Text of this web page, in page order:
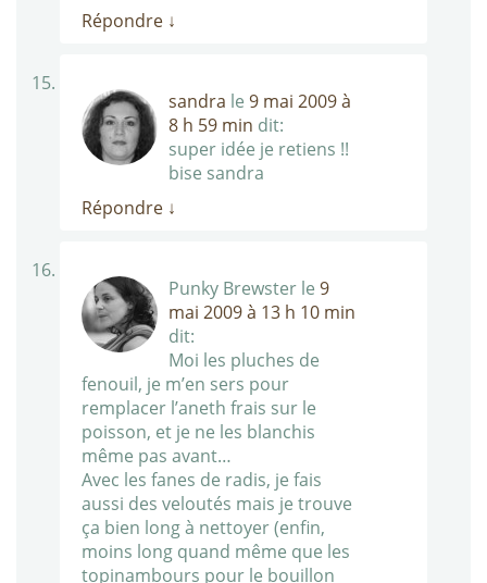
Répondre ↓
sandra le 9 mai 2009 à
8 h 59 min dit:
super idée je retiens !!
bise sandra
Répondre ↓
Punky Brewster le 9
mai 2009 à 13 h 10 min
dit:
Moi les pluches de
fenouil, je m’en sers pour
remplacer l’aneth frais sur le
poisson, et je ne les blanchis
même pas avant…
Avec les fanes de radis, je fais
aussi des veloutés mais je trouve
ça bien long à nettoyer (enfin,
moins long quand même que les
topinambours pour le bouillon